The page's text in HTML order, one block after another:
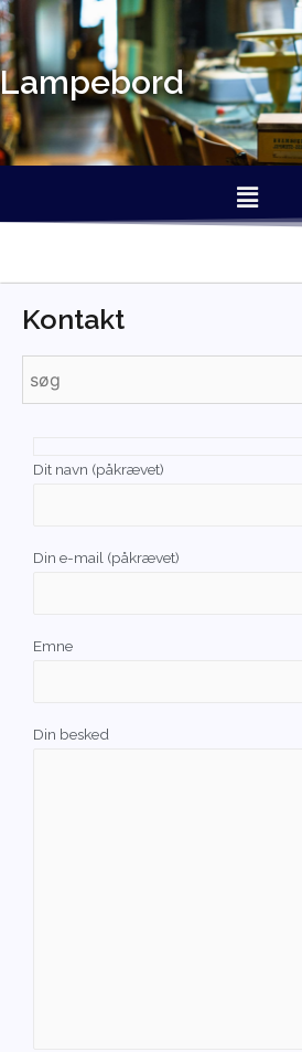
Lampebord
Kontakt
Dit navn (påkrævet)
Din e-mail (påkrævet)
Emne
Din besked